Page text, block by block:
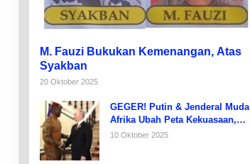
M. Fauzi Bukukan Kemenangan, Atas
Syakban
20 Oktober 2025
GEGER! Putin & Jenderal Muda
Afrika Ubah Peta Kekuasaan,
Prancis Diusir dari Sahel!
10 Oktober 2025